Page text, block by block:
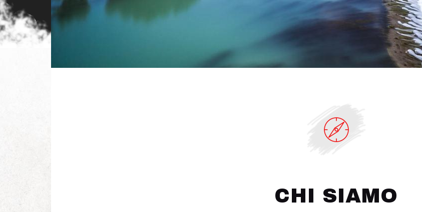
CHI SIAMO